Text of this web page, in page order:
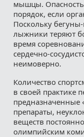
мышцы. Опасность
порядок, если
Поскольку
лыжники теряют
время
сердечно-
неимоверно.
Количество
в своей практике
предназначенные
препараты,
веществ
олимпийским